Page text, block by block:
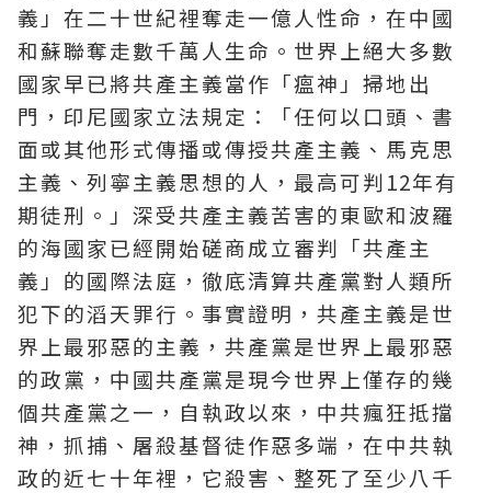
義」在二十世紀裡奪走一億人性命，在中國
和蘇聯奪走數千萬人生命。世界上絕大多數
國家早已將共產主義當作「瘟神」掃地出
門，印尼國家立法規定：「任何以口頭、書
面或其他形式傳播或傳授共產主義、馬克思
主義、列寧主義思想的人，最高可判12年有
期徒刑。」深受共產主義苦害的東歐和波羅
的海國家已經開始磋商成立審判「共產主
義」的國際法庭，徹底清算共產黨對人類所
犯下的滔天罪行。事實證明，共產主義是世
界上最邪惡的主義，共產黨是世界上最邪惡
的政黨，中國共產黨是現今世界上僅存的幾
個共產黨之一，自執政以來，中共瘋狂抵擋
神，抓捕、屠殺基督徒作惡多端，在中共執
政的近七十年裡，它殺害、整死了至少八千